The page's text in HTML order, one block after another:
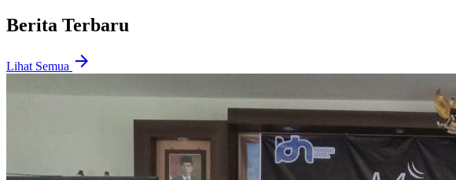
Berita Terbaru
Lihat Semua arrow_forward